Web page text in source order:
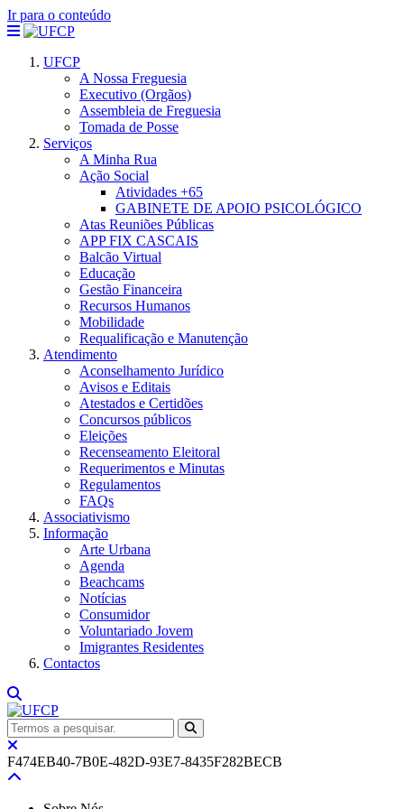
Ir para o conteúdo
UFCP
A Nossa Freguesia
Executivo (Orgãos)
Assembleia de Freguesia
Tomada de Posse
Serviços
A Minha Rua
Ação Social
Atividades +65
GABINETE DE APOIO PSICOLÓGICO
Atas Reuniões Públicas
APP FIX CASCAIS
Balcão Virtual
Educação
Gestão Financeira
Recursos Humanos
Mobilidade
Requalificação e Manutenção
Atendimento
Aconselhamento Jurídico
Avisos e Editais
Atestados e Certidões
Concursos públicos
Eleições
Recenseamento Eleitoral
Requerimentos e Minutas
Regulamentos
FAQs
Associativismo
Informação
Arte Urbana
Agenda
Beachcams
Notícias
Consumidor
Voluntariado Jovem
Imigrantes Residentes
Contactos
F474EB40-7B0E-482D-93E7-8435F282BECB